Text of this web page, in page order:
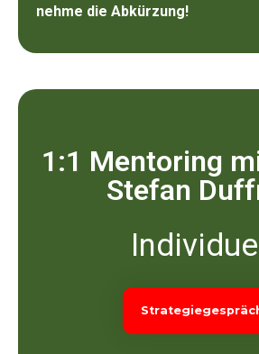
nehme die Abkürzung!
1:1 Mentoring
Stefan